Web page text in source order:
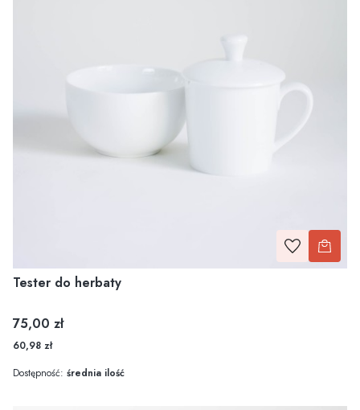
Tester do herbaty
Cena
75,00 zł
60,98 zł
Dostępność: średnia ilość